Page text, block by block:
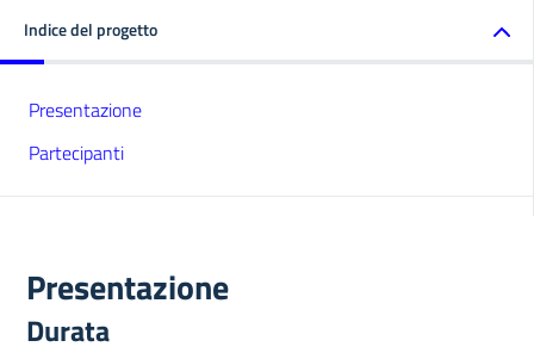
Indice del progetto
Presentazione
Partecipanti
Presentazione
Durata